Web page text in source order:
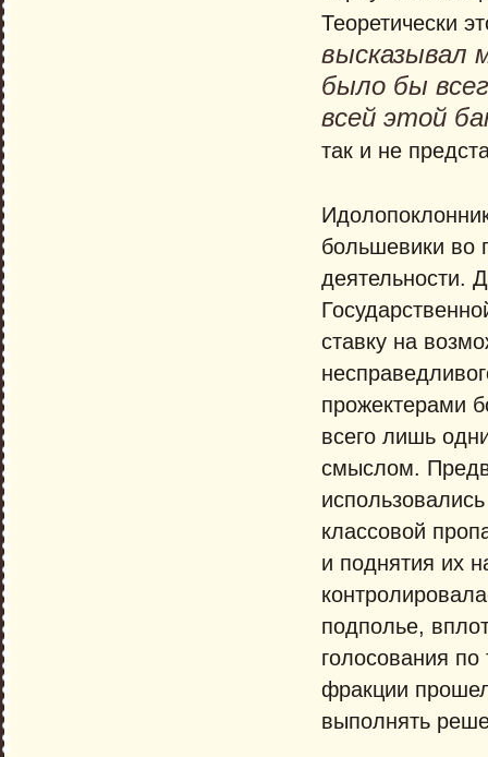
Теоретически
высказывал
было бы
всей этой
так и не
большевики во
деятельности.
ставку на
прожектерами
всего лишь
смыслом.
классовой
и поднятия их
подполье,
голосования
фракции
выполнять